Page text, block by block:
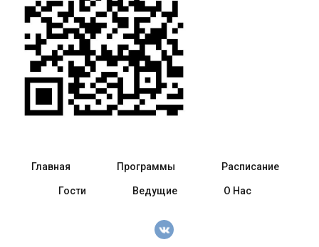
Главная Программы Расписание
Гости Ведущие О Нас